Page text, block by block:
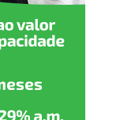
e Inovação,
sorteio reforça
garante maior